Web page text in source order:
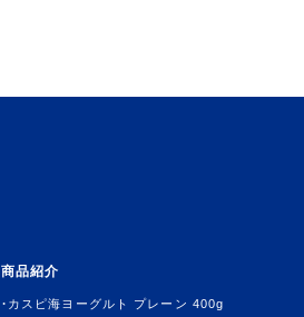
商品紹介
カスピ海ヨーグルト プレーン 400g